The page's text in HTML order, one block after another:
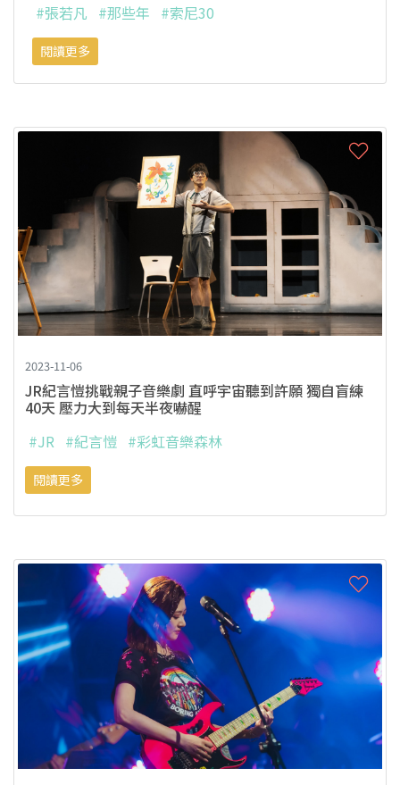
#張若凡 #那些年 #索尼30
閱讀更多
2023-11-06
JR紀言愷挑戰親子音樂劇 直呼宇宙聽到許願 獨自盲練
40天 壓力大到每天半夜嚇醒
#JR #紀言愷 #彩虹音樂森林
閱讀更多